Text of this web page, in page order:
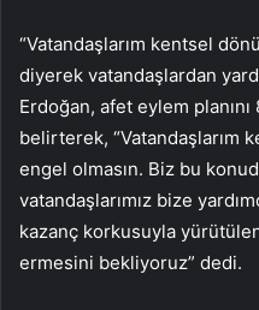
“Vatandaşlarım kentsel
diyerek vatandaşlardan
Erdoğan, afet eylem planını
belirterek, “Vatandaşlarım
engel olmasın. Biz bu
vatandaşlarımız bize
kazanç korkusuyla
ermesini bekliyoruz” dedi.